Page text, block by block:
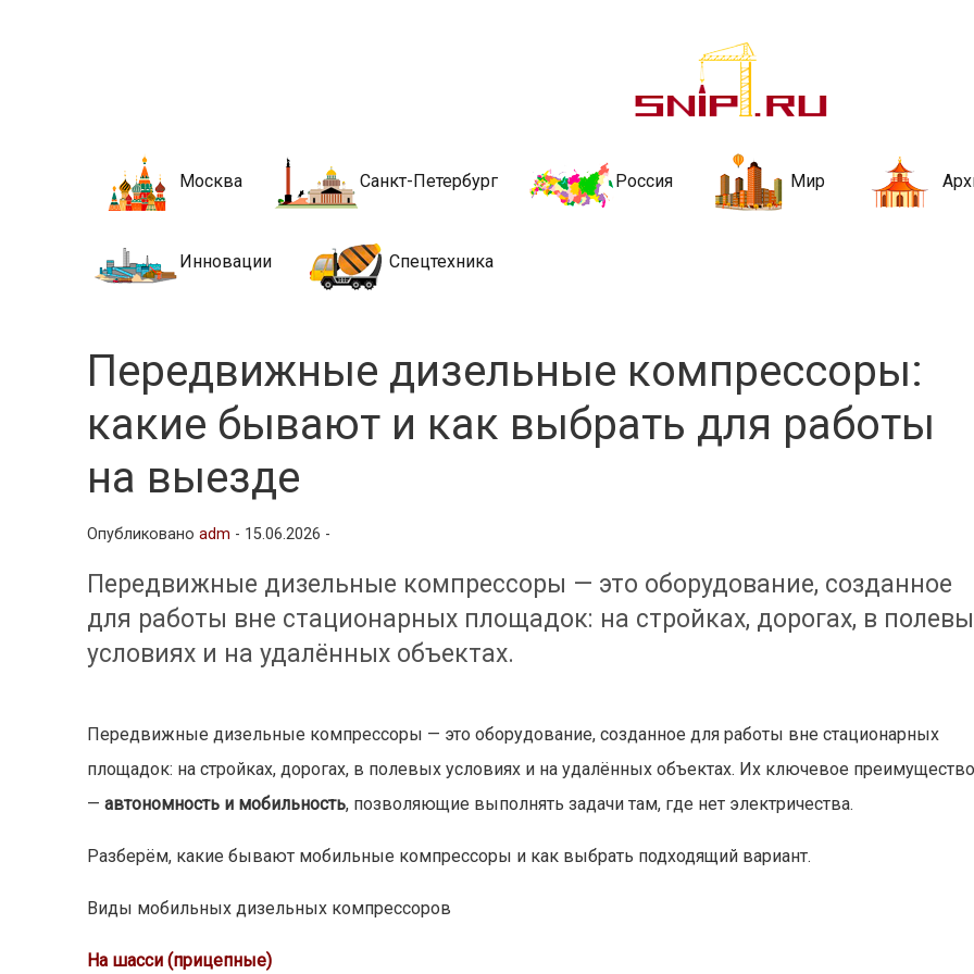
Новости строительства и
стройкой рубрики
Москва Санкт-Петербург Россия Мир
Инновации Спецтехника
Передвижные дизельные компрессоры:
какие бывают и как выбрать для работы
на выезде
Опубликованоadm - 15.06.2026 -
Передвижные дизельные компрессоры — это оборудование, созданное
для работы вне стационарных площадок: на стройках, дорогах, в
условиях и на удалённых объектах.
Передвижные дизельные компрессоры — это оборудование, созданное для работы вне стационарных
площадок: на стройках, дорогах, в полевых условиях и на удалённых объектах. Их ключевое
—автономность и мобильность, позволяющие выполнять задачи там, где нет электричества.
Разберём, какие бывают мобильные компрессоры и как выбрать подходящий вариант.
Виды мобильных дизельных компрессоров
На шасси (прицепные)